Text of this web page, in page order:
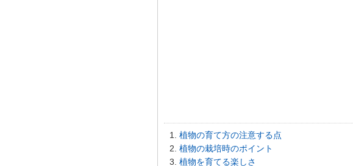
植物の育て方の注意する点
植物の栽培時のポイント
植物を育てる楽しさ